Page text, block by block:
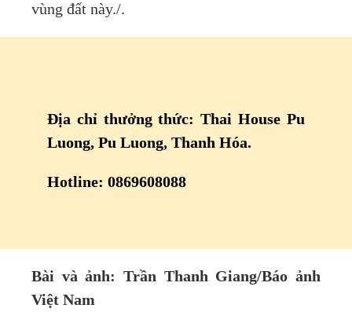
vùng đất này./.
Địa chỉ thưởng thức: Thai House Pu
Luong, Pu Luong, Thanh Hóa.
Hotline: 0869608088
Bài và ảnh: Trần Thanh Giang/Báo ảnh
Việt Nam